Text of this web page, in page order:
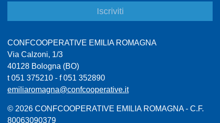
CONFCOOPERATIVE EMILIA ROMAGNA
Via Calzoni, 1/3
40128 Bologna (BO)
t 051 375210 - f 051 352890
emiliaromagna@confcooperative.it
© 2026 CONFCOOPERATIVE EMILIA ROMAGNA - C.F.
80063090379